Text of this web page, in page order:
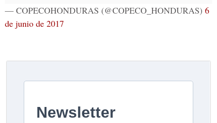
— COPECOHONDURAS (@COPECO_HONDURAS) 6
de junio de 2017